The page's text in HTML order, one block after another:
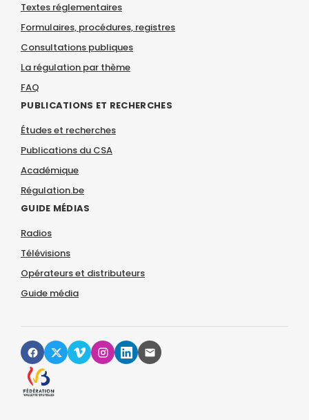
Textes réglementaires
Formulaires, procédures, registres
Consultations publiques
La régulation par thème
FAQ
PUBLICATIONS ET RECHERCHES
Études et recherches
Publications du CSA
Académique
Régulation.be
GUIDE MÉDIAS
Radios
Télévisions
Opérateurs et distributeurs
Guide média